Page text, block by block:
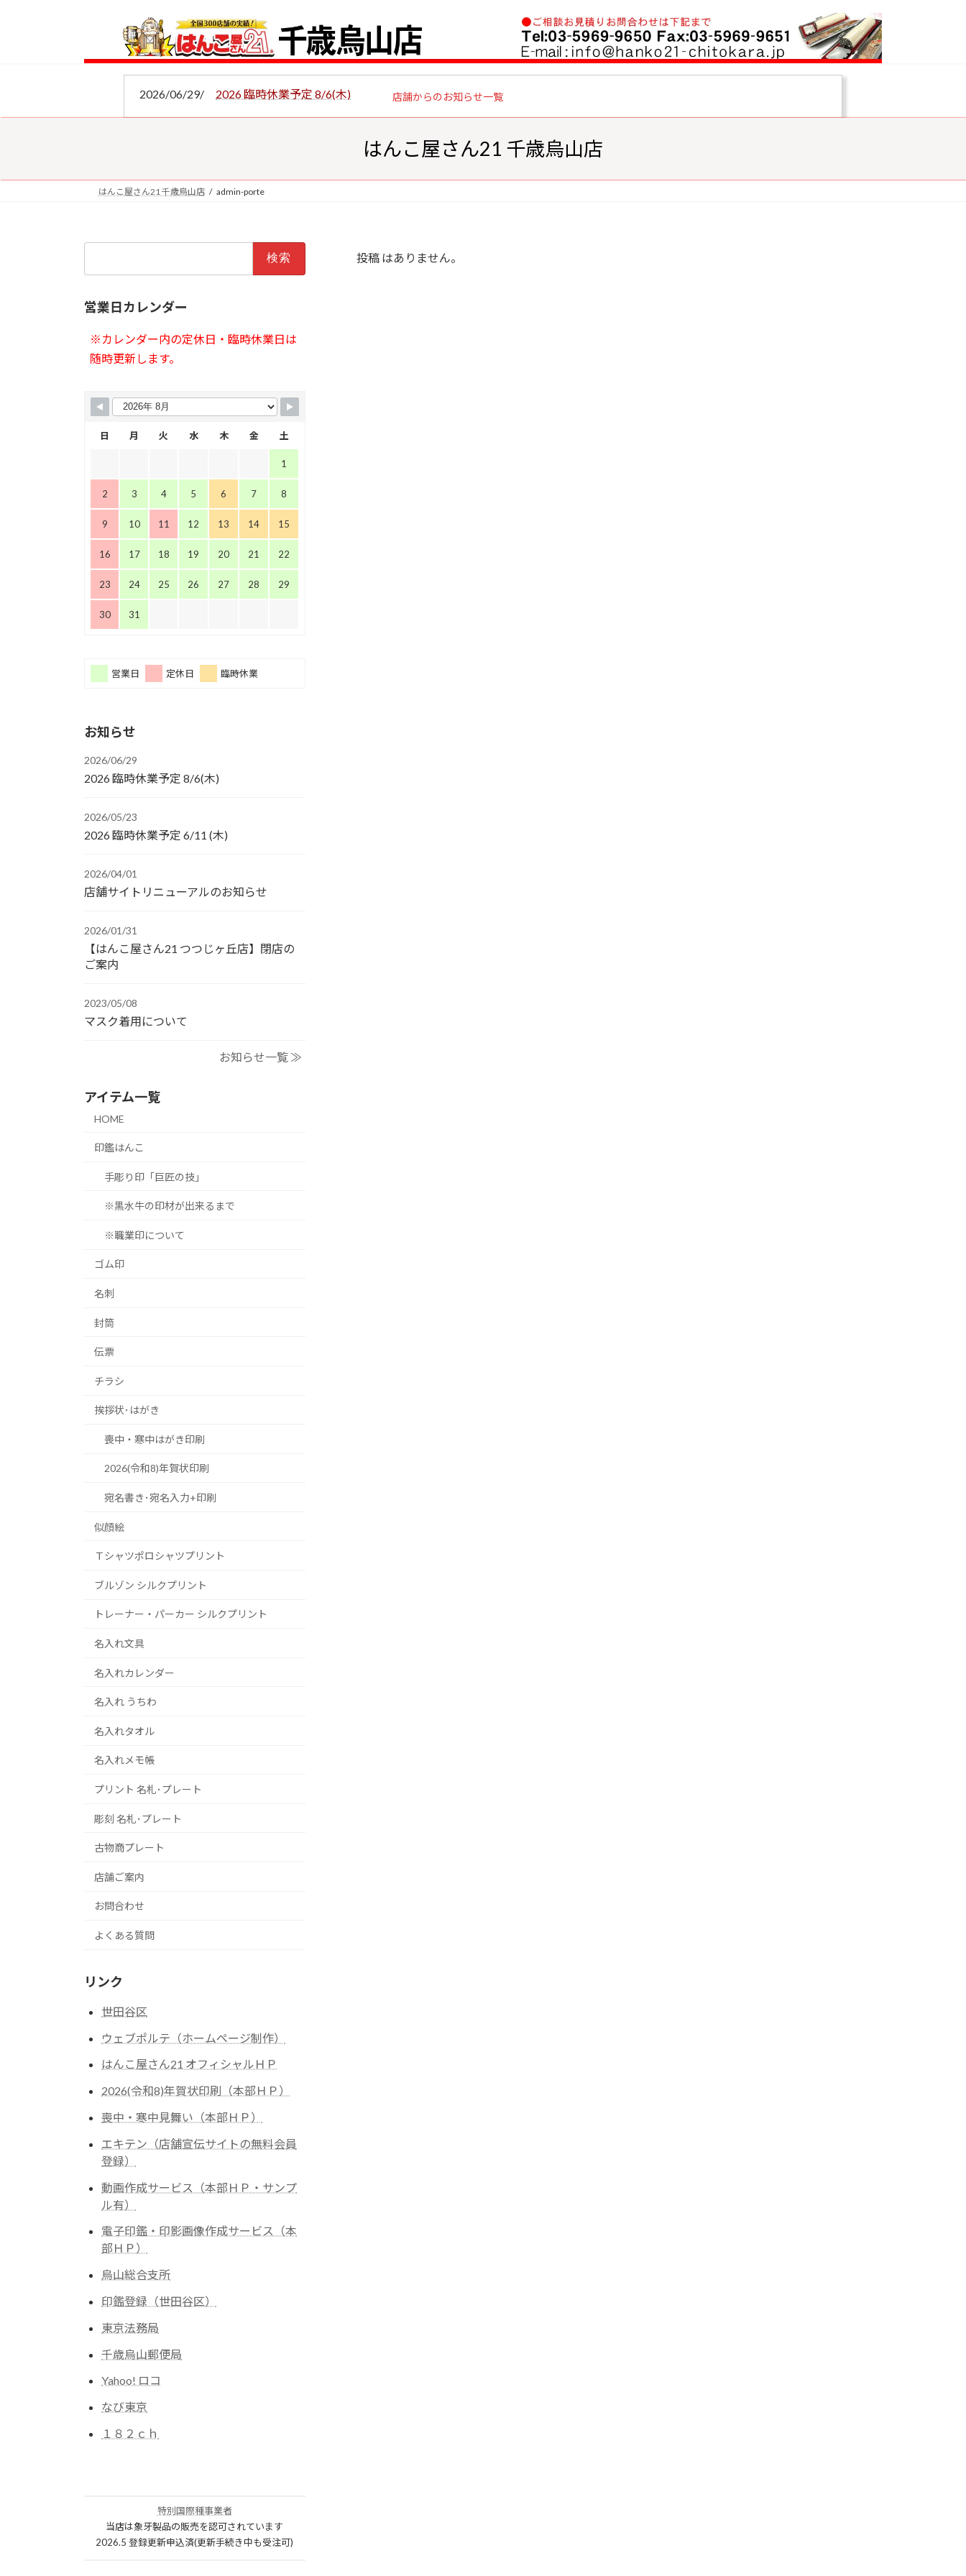
2026/06/29/ 2026 臨時休業予定 8/6(木) 店舗からのお知らせ一覧
はんこ屋さん21 千歳烏山店
はんこ屋さん21 千歳烏山店 admin-porte
投稿 はありません。
営業日カレンダー
※カレンダー内の定休日・臨時休業日は
随時更新します。
日 月 火 水 木 金 土
1
2 3 4 5 6 7 8
9 10 11 12 13 14 15
16 17 18 19 20 21 22
23 24 25 26 27 28 29
30 31
営業日 定休日 臨時休業
お知らせ
2026/06/29
2026 臨時休業予定 8/6(木)
2026/05/23
2026 臨時休業予定 6/11 (木)
2026/04/01
店舗サイトリニューアルのお知らせ
2026/01/31
【はんこ屋さん21 つつじヶ丘店】閉店の
ご案内
2023/05/08
マスク着用について
お知らせ一覧 ≫
アイテム一覧
HOME
印鑑はんこ
手彫り印「巨匠の技」
※黒水牛の印材が出来るまで
※職業印について
ゴム印
名刺
封筒
伝票
チラシ
挨拶状･はがき
喪中・寒中はがき印刷
2026(令和8)年賀状印刷
宛名書き･宛名入力+印刷
似顔絵
Ｔシャツポロシャツプリント
ブルゾン シルクプリント
トレーナー・パーカー シルクプリント
名入れ文具
名入れカレンダー
名入れ うちわ
名入れタオル
名入れメモ帳
プリント 名札･プレート
彫刻 名札･プレート
古物商プレート
店舗ご案内
お問合わせ
よくある質問
リンク
世田谷区
ウェブポルテ（ホームページ制作）
はんこ屋さん21 オフィシャルＨＰ
2026(令和8)年賀状印刷（本部ＨＰ）
喪中・寒中見舞い（本部ＨＰ）
エキテン（店舗宣伝サイトの無料会員
登録）
動画作成サービス（本部ＨＰ・サンプ
ル有）
電子印鑑・印影画像作成サービス（本
部ＨＰ）
烏山総合支所
印鑑登録（世田谷区）
東京法務局
千歳烏山郵便局
Yahoo! ロコ
なび東京
１８２ｃｈ
特別国際種事業者
当店は象牙製品の販売を認可されています
2026.5 登録更新申込済(更新手続き中も受注可)